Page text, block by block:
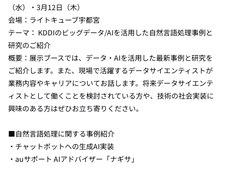
（水）・3月12日（木）
会場：ライトキューブ宇都宮
テーマ： KDDIのビッグデータ/AIを活用した自然言語処理事例と
研究のご紹介
概要：展示ブースでは、データ・AIを活用した最新事例と研究を
ご紹介します。また、現場で活躍するデータサイエンティストが
業務内容やキャリアについてお話します。将来データサイエンテ
ィストとして働くことを検討されている方や、技術の社会実装に
興味のある方はぜひお立ち寄りください。
■自然言語処理に関する事例紹介
・チャットボットへの生成AI実装
・auサポート AIアドバイザー「ナギサ」